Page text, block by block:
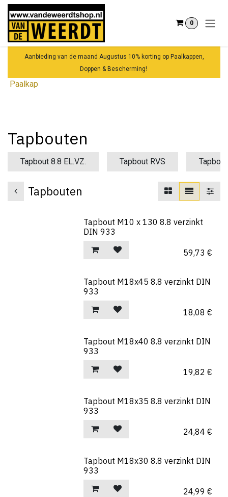
Overslaan naar inhoud
0
Aanbieding van de maand Augustus 10% korting op Paalkappen,
Doppen & Bescherming!
Paalkap
Tapbouten
Tapbout 8.8 EL.VZ. Tapbout RVS
Tapbouten
Tapbout M10 x 130 8.8 verzinkt
DIN 933
59,73 €
Tapbout M18x45 8.8 verzinkt DIN
933
18,08 €
Tapbout M18x40 8.8 verzinkt DIN
933
19,82 €
Tapbout M18x35 8.8 verzinkt DIN
933
24,84 €
Tapbout M18x30 8.8 verzinkt DIN
933
24,99 €